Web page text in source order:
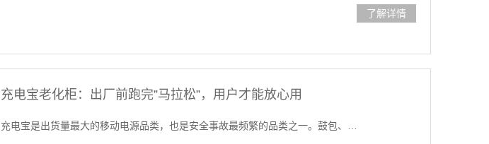
了解详情
充电宝老化柜：出厂前跑完”马拉松”，用户才能放心用
充电宝是出货量最大的移动电源品类，也是安全事故最频繁的品类之一。鼓包、…